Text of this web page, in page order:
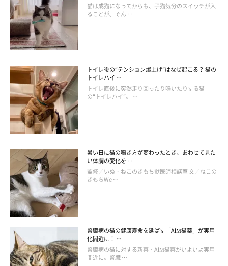
るのであれば、いつも部屋で一緒に過ごしているときのように対
応してあげて大丈夫でしょう」
掲載協力／Twitter（@ponpokopontanu
（監修：ねこのきもち獣医師相談室 獣医師・岡本りさ先生）
※この記事は投稿者さまにご了承をいただいたうえで制作してい
ます。
取材・文・構成／柴田おまめ
猫は成猫になってからも、子猫気分のスイッチが入
ることが。そん …
トイレ後の“テンション爆上げ”はなぜ起こる？ 猫の
トイレハイ …
トイレ直後に突然走り回ったり鳴いたりする猫
の“トイレハイ”。 …
暑い日に猫の鳴き方が変わったとき、あわせて見た
い体調の変化を …
監修／いぬ・ねこのきもち獣医師相談室 文／ねこの
きもちWe …
腎臓病の猫の健康寿命を延ばす「AIM猫薬」が実用
化間近に！ …
腎臓病の猫に対する新薬・AIM猫薬がいよいよ実用
間近に。腎臓 …